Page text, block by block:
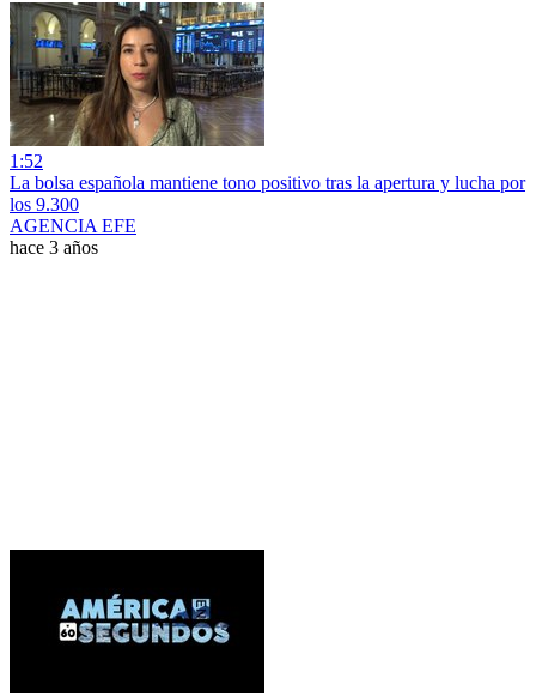
1:52
La bolsa española mantiene tono positivo tras la apertura y lucha por
los 9.300
AGENCIA EFE
hace 3 años